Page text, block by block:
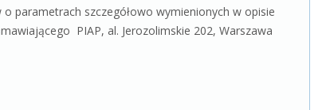
parametrach szczegółowo wymienionych w opisie
PIAP, al. Jerozolimskie 202, Warszawa